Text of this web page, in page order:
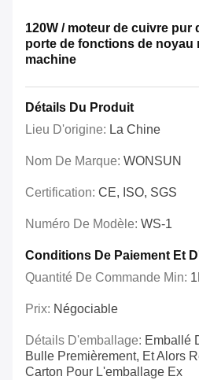
120W / moteur de cuivre pur
porte de fonctions de noyau
machine
Détails Du Produit
Lieu D'origine: La Chine
Nom De Marque: WONSUN
Certification: CE, ISO, SGS
Numéro De Modèle: WS-1
Conditions De Paiement Et
Quantité De Commande Min:
Prix: Négociable
Détails D'emballage: Emballé
Bulle Premièrement, Et Alors
Carton Pour L'emballage Ex